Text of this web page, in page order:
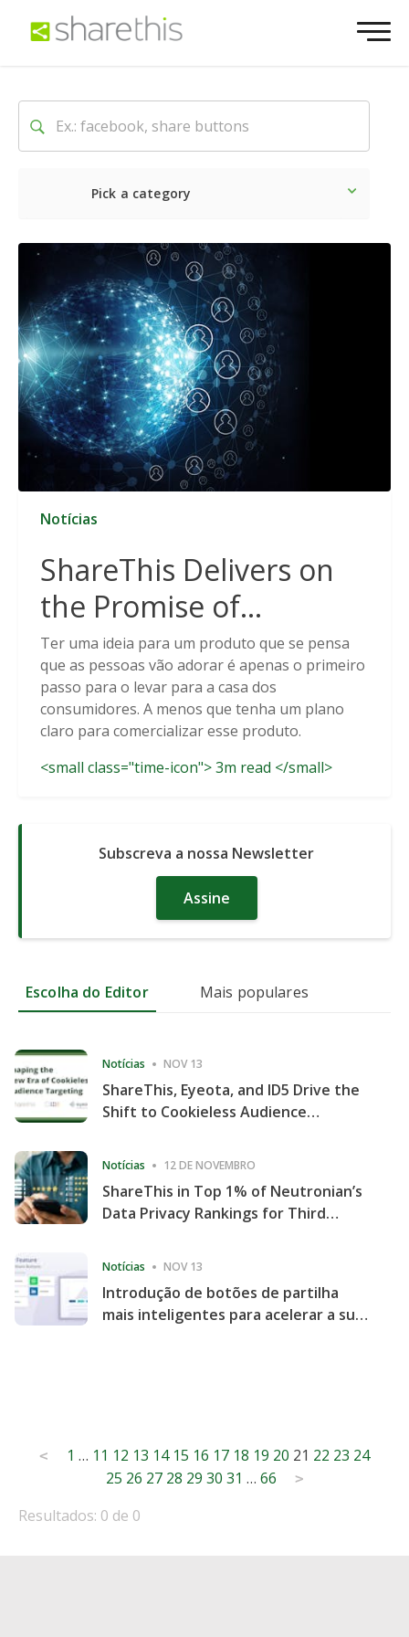
Pick a category
O mais recente Social
Notícias
ShareThis Delivers on
the Promise of
Cookieless Data
Solutions
Ter uma ideia para um produto que se pensa
que as pessoas vão adorar é apenas o primeiro
passo para o levar para a casa dos
consumidores. A menos que tenha um plano
claro para comercializar esse produto.
<small class="time-icon"> 3m read </small>
Subscreva a nossa Newsletter
Assine
Escolha do Editor Mais populares
Notícias NOV 13
ShareThis, Eyeota, and ID5 Drive the
Shift to Cookieless Audience
Notícias 12 DE NOVEMBRO
ShareThis in Top 1% of Neutronian’s
Data Privacy Rankings for Third
Notícias NOV 13
Introdução de botões de partilha
mais inteligentes para acelerar a sua
Posts
pagination
< 1 … 11 12 13 14 15 16 17 18 19 20 21 22 23 24
25 26 27 28 29 30 31 … 66 >
Resultados: 0 de 0